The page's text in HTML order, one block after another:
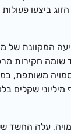
ביצעו פעולות
המקוונת של
שומה חקירות
משותפת,
שקלים
עלה החשד